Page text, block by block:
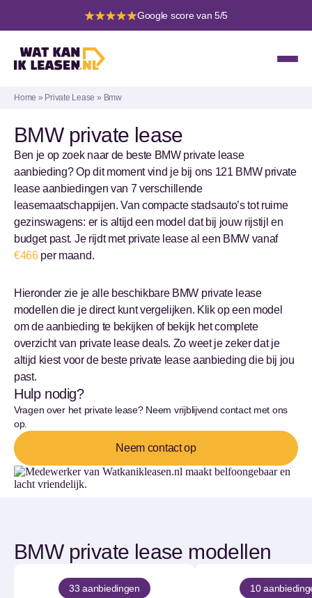
Google score van 5/5
Home » Private Lease » Bmw
BMW private lease
Ben je op zoek naar de beste BMW private lease
aanbieding? Op dit moment vind je bij ons 121 BMW private
lease aanbiedingen van 7 verschillende
leasemaatschappijen. Van compacte stadsauto’s tot ruime
gezinswagens: er is altijd een model dat bij jouw rijstijl en
budget past. Je rijdt met private lease al een BMW vanaf
€466per maand.
Hieronder zie je alle beschikbare BMW private lease
modellen die je direct kunt vergelijken. Klik op een model
om de aanbieding te bekijken of bekijk het complete
overzicht van private lease deals. Zo weet je zeker dat je
altijd kiest voor de beste private lease aanbieding die bij jou
past.
Hulp nodig?
Vragen over het private lease? Neem vrijblijvend contact met ons
op.
Neem contact op
BMW private lease modellen
33 aanbiedingen 10